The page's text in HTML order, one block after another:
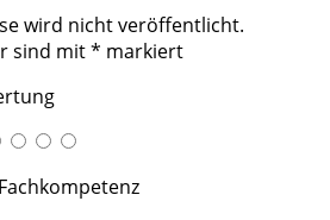
wird nicht veröffentlicht.
sind mit* markiert